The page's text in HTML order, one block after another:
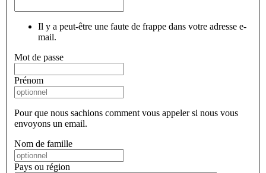
Il y a peut-être une faute de frappe dans votre adresse e-
mail.
Mot de passe
Prénom
Pour que nous sachions comment vous appeler si nous vous
envoyons un email.
Nom de famille
Pays ou région